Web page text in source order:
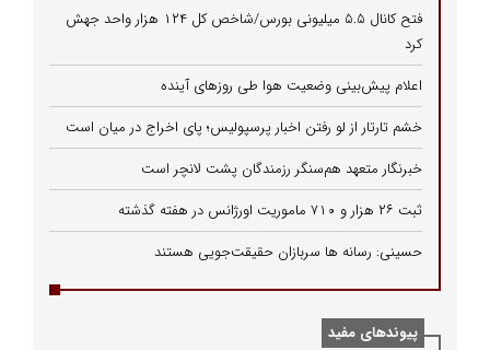
فتح کانال ۵.۵ میلیونی بورس/شاخص کل ۱۲۴ هزار واحد جهش
کرد
اعلام پیش‌بینی وضعیت هوا طی روزهای آینده
خشم تارتار از لو رفتن اخبار پرسپولیس؛ پای اخراج در میان است
خبرنگار متعهد هم‌سنگر رزمندگان پشت لانچر است
ثبت ۲۶ هزار و ۷۱۰ ماموریت اورژانس در هفته گذشته
حسینی: رسانه ها سربازان حقیقت‌جویی هستند
پیوندهای مفید